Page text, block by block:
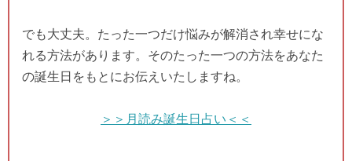
でも大丈夫。たった一つだけ悩みが解消され幸せにな
れる方法があります。そのたった一つの方法をあなた
の誕生日をもとにお伝えいたしますね。
＞＞月読み誕生日占い＜＜